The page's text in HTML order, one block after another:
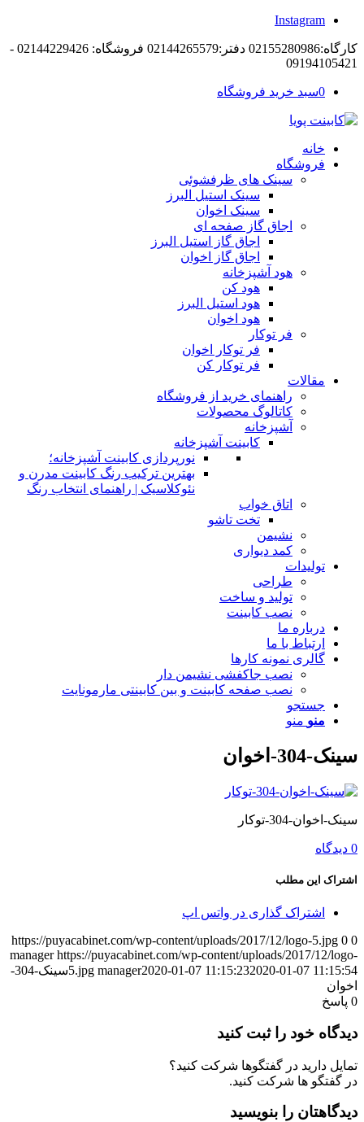
Instagram
کارگاه:02155280986 دفتر:02144265579 فروشگاه: 02144229426 -
09194105421
0سبد خرید فروشگاه
خانه
فروشگاه
سینک های ظرفشوئی
سینک استیل البرز
سینک اخوان
اجاق گاز صفحه ای
اجاق گاز استیل البرز
اجاق گاز اخوان
هود آشپزخانه
هود کن
هود استیل البرز
هود اخوان
فر توکار
فر توکار اخوان
فر توکار کن
مقالات
راهنمای خرید از فروشگاه
کاتالوگ محصولات
آشپزخانه
کابینت آشپزخانه
نورپردازی کابینت آشپزخانه؛
بهترین ترکیب رنگ کابینت مدرن و
نئوکلاسیک | راهنمای انتخاب رنگ
اتاق خواب
تخت تاشو
نشیمن
کمد دیواری
تولیدات
طراحی
تولید و ساخت
نصب کابینت
درباره ما
ارتباط با ما
گالری نمونه کارها
نصب جاکفشی نشیمن دار
نصب صفحه کابینت و بین کابینتی مارمونایت
جستجو
منو منو
سینک-304-اخوان
سینک-اخوان-304-توکار
0 دیدگاه
اشتراک این مطلب
اشتراک گذاری در واتس اپ
https://puyacabinet.com/wp-content/uploads/2017/12/logo-5.jpg 0 0
manager https://puyacabinet.com/wp-content/uploads/2017/12/logo-
5.jpg manager2020-01-07 11:15:232020-01-07 11:15:54
سینک-304-
اخوان
0 پاسخ
دیدگاه خود را ثبت کنید
تمایل دارید در گفتگوها شرکت کنید؟
در گفتگو ها شرکت کنید.
دیدگاهتان را بنویسید